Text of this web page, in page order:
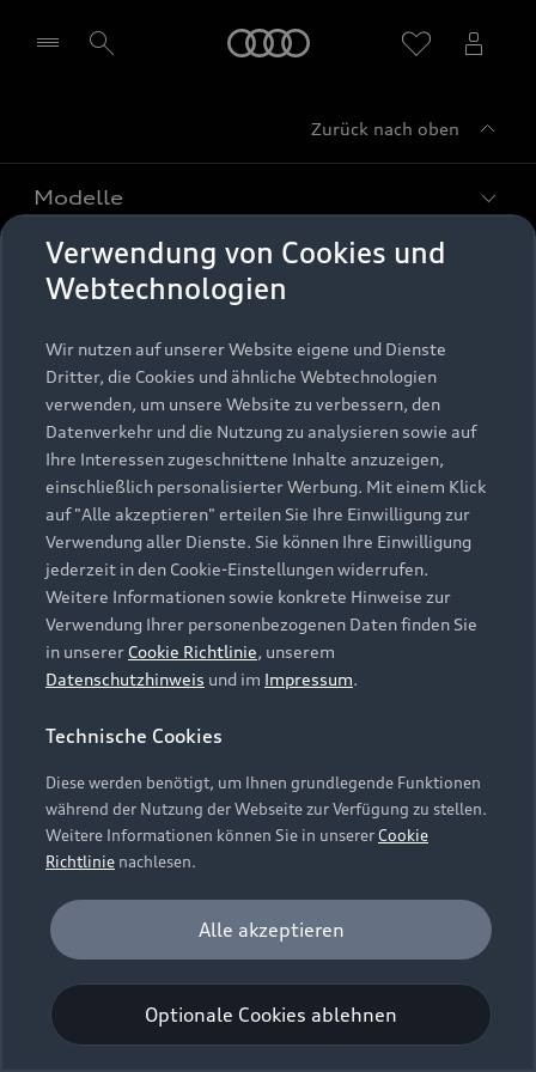
Zurück nach oben
Modelle
Alle Modelle
Elektromodelle
Plug-in-Hybride
Kaufen & leasen
Neuwagensuche
Gebrauchtwagensuche
Gebrauchtwagen
Finanzierung
Aktionen & Angebote
Geschäftskunden
Saisonale Angebote
Audi Services
Garantie
Audi digital services
myAudi
Support
Kundenservice
Händlersuche
Audi Code
Häufige Fragen (FAQ)
Audi Online Beratung
Bordbuch & Bedienungsanleitungen
Verträge kündigen
Vertrag widerrufen
Über Audi
Unternehmen
Karriere
Investor Relations
Presse & Media Center
Datenschutz
Audi erleben
Newsletter
© 2026 AUDI AG. Alle Rechte vorbehalten
Datenschutzinformation
Cookie-Richtlinie
Barrierefreiheit
Digital Services Act
EU Data Act
Embleme am Fahrzeug bei allen Abbildungen auf dieser
Webseite kann abweichen.
Verwendung von Cookies und
Webtechnologien
Wir nutzen auf unserer Website eigene und Dienste
Dritter, die Cookies und ähnliche Webtechnologien
verwenden, um unsere Website zu verbessern, den
Datenverkehr und die Nutzung zu analysieren sowie auf
Ihre Interessen zugeschnittene Inhalte anzuzeigen,
einschließlich personalisierter Werbung. Mit einem Klick
auf "Alle akzeptieren" erteilen Sie Ihre Einwilligung zur
Verwendung aller Dienste. Sie können Ihre Einwilligung
jederzeit in den Cookie-Einstellungen widerrufen.
Weitere Informationen sowie konkrete Hinweise zur
Verwendung Ihrer personenbezogenen Daten finden Sie
in unserer Cookie Richtlinie, unserem
Datenschutzhinweis und im Impressum.
Technische Cookies
Diese werden benötigt, um Ihnen grundlegende Funktionen
während der Nutzung der Webseite zur Verfügung zu stellen.
Weitere Informationen können Sie in unsererCookie
Richtlinie nachlesen.
Analyse und Statistik
Performance Cookies sammeln Informationen
darüber, wie unsere Webseite genutzt wird (z. B.
Anzahl der Besuche, Verweildauer). Diese Cookies
werden zur Optimierung der Webseite verwendet.
Optionale Cookies ablehnen
Alle akzeptieren